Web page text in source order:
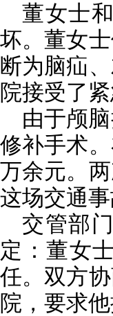
董女士
坏。董女
断为脑疝
院接受了
由于颅
修补手术
万余元。
这场交通
交管部
定：董女
任。双方
院，要求